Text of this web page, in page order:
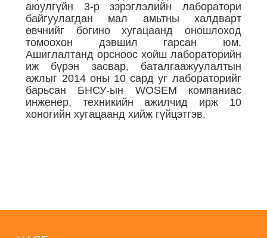
аюулгүйн 3-р зэрэглэлийн лаборатори
байгуулагдан мал амьтны халдварт
өвчнийг богино хугацаанд оношлоход
томоохон дэвшил гарсан юм.
Ашиглалтанд орсноос хойш лабораторийн
иж бүрэн засвар, баталгаажуулалтын
ажлыг 2014 оны 10 сард уг лабораторийг
барьсан БНСУ-ын WOSEM компаниас
инженер, техникийн ажилчид ирж 10
хоногийн хугацаанд хийж гүйцэтгэв.